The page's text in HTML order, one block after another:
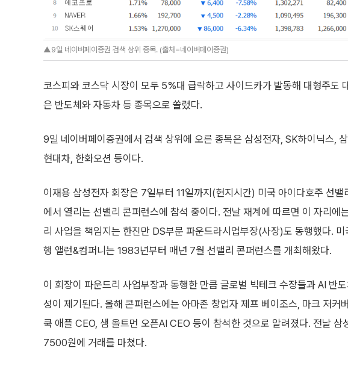
▲9일 네이버페이증권 검색 상위 종목. (출처=네이버페이증권)
코스피와 코스닥 시장이 모두 5%대 급락하고 사이드카가 발동해 대형주도
은 반도체와 자동차 등 종목으로 쏠렸다.
9일 네이버페이증권에서 검색 상위에 오른 종목은 삼성전자, SK하이닉스,
현대차, 한화오션 등이다.
이재용 삼성전자 회장은 7일부터 11일까지(현지시간) 미국 아이다호주 선밸
에서 열리는 선밸리 콘퍼런스에 참석 중이다. 전날 재계에 따르면 이 자리에
리 사업을 책임지는 한진만 DS부문 파운드라시업부장(사장)도 동행했다. 미
행 앨런&컴퍼니는 1983년부터 매년 7월 선밸리 콘퍼런스를 개최해왔다.
이 회장이 파운드리 사업부장과 동행한 만큼 글로벌 빅테크 수장들과 AI 반
성이 제기된다. 올해 콘퍼런스에는 아마존 창업자 제프 베이조스, 마크 저커
쿡 애플 CEO, 샘 올트먼 오픈AI CEO 등이 참석한 것으로 알려졌다. 전날
7500원에 거래를 마쳤다.